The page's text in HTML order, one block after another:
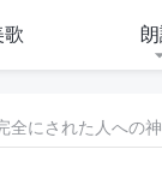
歌
全にされた人への